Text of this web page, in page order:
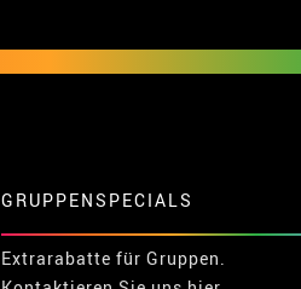
GRUPPENSPECIALS
Extrarabatte für Gruppen.